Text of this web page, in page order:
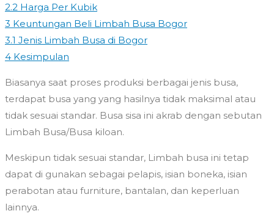
2.2 Harga Per Kubik
3 Keuntungan Beli Limbah Busa Bogor
3.1 Jenis Limbah Busa di Bogor
4 Kesimpulan
Biasanya saat proses produksi berbagai jenis busa,
terdapat busa yang yang hasilnya tidak maksimal atau
tidak sesuai standar. Busa sisa ini akrab dengan sebutan
Limbah Busa/Busa kiloan.
Meskipun tidak sesuai standar, Limbah busa ini tetap
dapat di gunakan sebagai pelapis, isian boneka, isian
perabotan atau furniture, bantalan, dan keperluan
lainnya.